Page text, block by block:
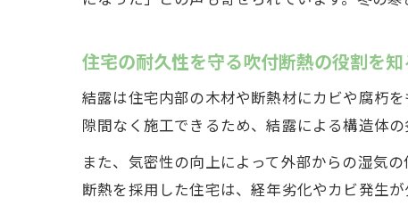
住宅の耐久性を守る吹付断熱の役割を知
結露は住宅内部の木材や断熱材にカビや腐朽
隙間なく施工できるため、結露による構造体の
また、気密性の向上によって外部からの湿気
断熱を採用した住宅は、経年劣化やカビ発生